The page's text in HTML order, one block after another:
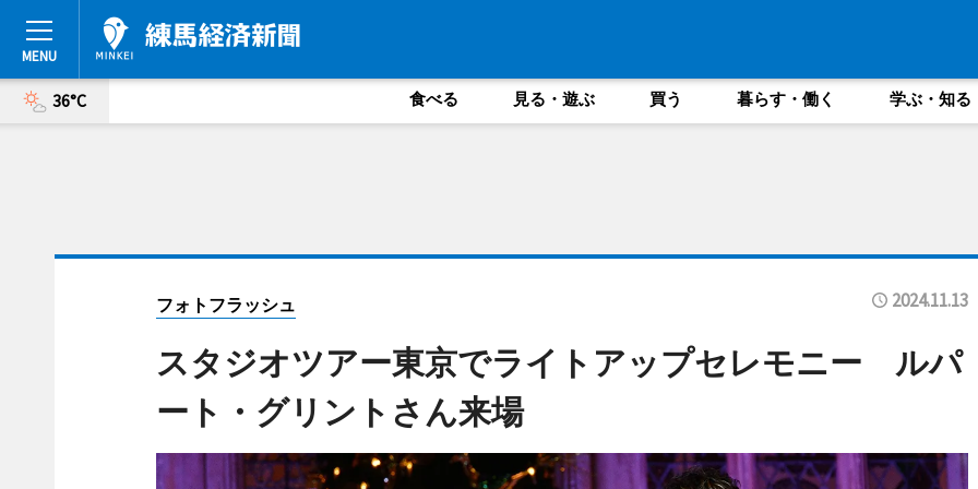
36°C 食べる 見る・遊ぶ 買う 暮らす・働く 学ぶ・知る
フォトフラッシュ 2024.11.13
スタジオツアー東京でライトアップセレモニー ルパ
ート・グリントさん来場